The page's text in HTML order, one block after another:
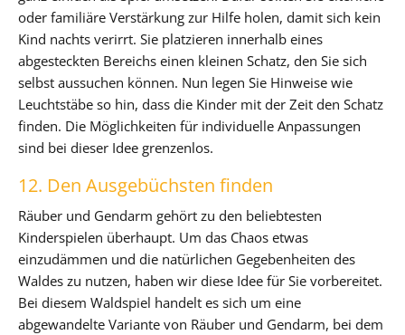
oder familiäre Verstärkung zur Hilfe holen, damit sich kein
Kind nachts verirrt. Sie platzieren innerhalb eines
abgesteckten Bereichs einen kleinen Schatz, den Sie sich
selbst aussuchen können. Nun legen Sie Hinweise wie
Leuchtstäbe so hin, dass die Kinder mit der Zeit den Schatz
finden. Die Möglichkeiten für individuelle Anpassungen
sind bei dieser Idee grenzenlos.
12. Den Ausgebüchsten finden
Räuber und Gendarm gehört zu den beliebtesten
Kinderspielen überhaupt. Um das Chaos etwas
einzudämmen und die natürlichen Gegebenheiten des
Waldes zu nutzen, haben wir diese Idee für Sie vorbereitet.
Bei diesem Waldspiel handelt es sich um eine
abgewandelte Variante von Räuber und Gendarm, bei dem